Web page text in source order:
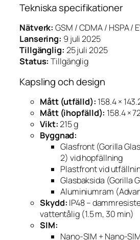
Tekniska specifikationer
Nätverk: GSM / CDMA / HSPA /
Lansering: 9 juli 2025
Tillgänglig: 25 juli 2025
Status: Tillgänglig
Kapsling och design
Mått (utfälld): 158.4 ×
Mått (ihopfälld): 158.4 ×
Vikt:215 g
Byggnad:
Glasfront (Gorilla
2) vid hopfällning
Plastfront vid
Glasbaksida (Gorilla
Aluminiumram
Skydd: IP48 –
vattentålig (1.5 m, 30 min)
SIM:
Nano-SIM + Nano-